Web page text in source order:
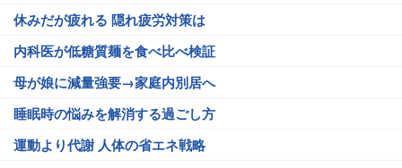
休みだが疲れる 隠れ疲労対策は
内科医が低糖質麺を食べ比べ検証
母が娘に減量強要→家庭内別居へ
睡眠時の悩みを解消する過ごし方
運動より代謝 人体の省エネ戦略